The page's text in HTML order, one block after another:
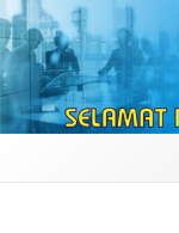
Skip
to
content